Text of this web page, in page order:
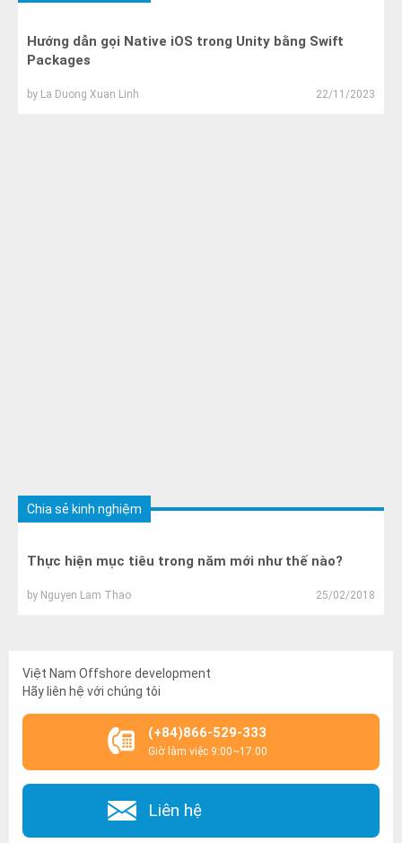
Hướng dẫn gọi Native iOS trong Unity bằng Swift
Packages
by La Duong Xuan Linh 22/11/2023
Chia sẻ kinh nghiệm
Thực hiện mục tiêu trong năm mới như thế nào?
by Nguyen Lam Thao 25/02/2018
Việt Nam Offshore development
Hãy liên hệ với chúng tôi
(+84)866-529-333
Giờ làm việc 9:00~17:00
Liên hệ